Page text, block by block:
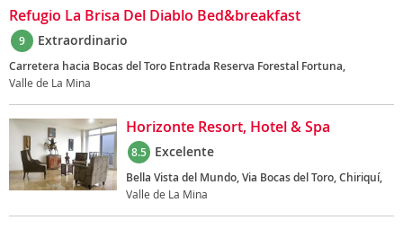
Refugio La Brisa Del Diablo Bed&breakfast
9 Extraordinario
Carretera hacia Bocas del Toro Entrada Reserva Forestal Fortuna,
Valle de La Mina
Horizonte Resort, Hotel & Spa
8.5 Excelente
Bella Vista del Mundo, Via Bocas del Toro, Chiriquí,
Valle de La Mina